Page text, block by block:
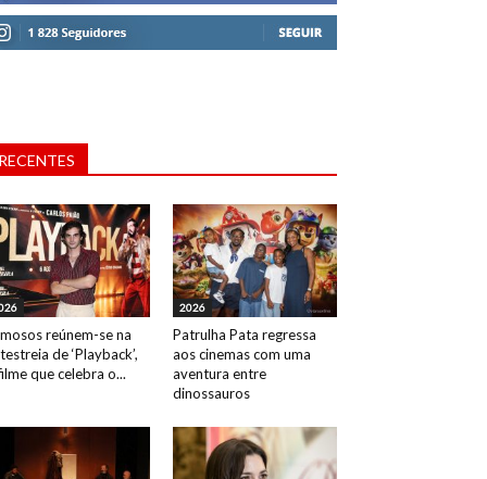
reúnem-se na
de ‘Playback’,
que celebra o...
2026
Patrulha Pata regressa
aos cinemas com uma
aventura entre
dinossauros